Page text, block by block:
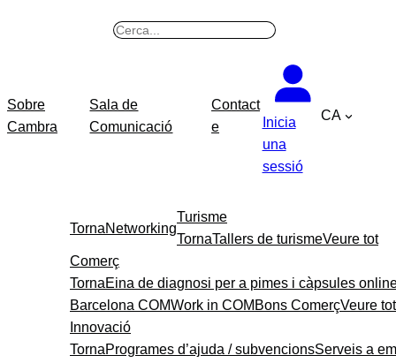
B
Sobre
Cambra
Sala de
Comunicació
Contact
e
Inicia
una
sessió
CA
TornaNetworking
Turisme
TornaTallers de turismeVeure tot
Comerç
TornaEina de diagnosi per a pimes i càpsules
Barcelona COMWork in COM Bons ComerçVeure tot
Innovació
TornaProgrames d’ajuda / subvencionsServeis a